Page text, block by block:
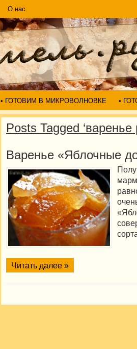
О нас
• ГОТОВИМ В МИКРОВОЛНОВКЕ •
Posts Tagged
Варенье «Яблочные
Читать далее »